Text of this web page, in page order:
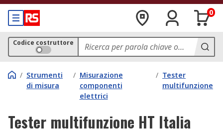
0
Codice costruttore
/ Strumenti
di misura
/ Misurazione
componenti
elettrici
/ Tester
multifunzione
Tester multifunzione HT Italia